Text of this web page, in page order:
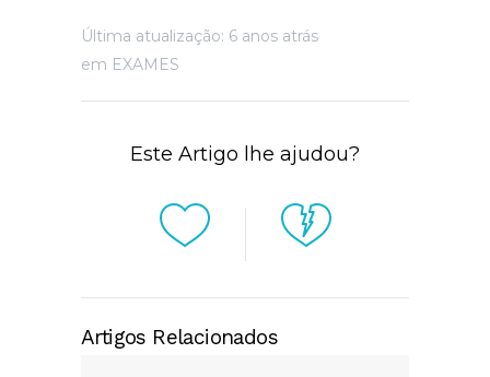
Última atualização: 6 anos atrás
em EXAMES
Este Artigo lhe ajudou?
Artigos Relacionados